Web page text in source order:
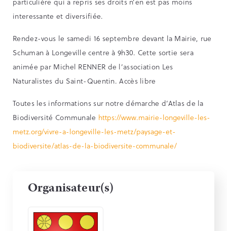
interessante et diversifiée.
Rendez-vous le samedi 16 septembre devant la Mairie, rue
Schuman à Longeville centre à 9h30. Cette sortie sera
animée par Michel RENNER de l’association Les
Naturalistes du Saint-Quentin. Accès libre
Toutes les informations sur notre démarche d’Atlas de la
Biodiversité Communale https://www.mairie-longeville-les-
metz.org/vivre-a-longeville-les-metz/paysage-et-
biodiversite/atlas-de-la-biodiversite-communale/
Organisateur(s)